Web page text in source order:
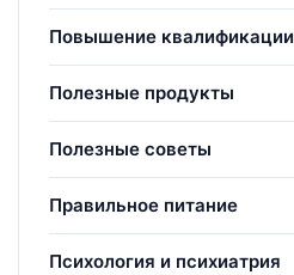
Повышение квалификации
Полезные продукты
Полезные советы
Правильное питание
Психология и психиатрия